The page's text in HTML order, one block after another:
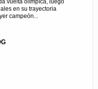
vuelta olímpìca, luego
en su trayectoria
campeón...